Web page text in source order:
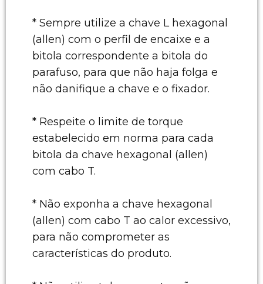
* Sempre utilize a chave L hexagonal
(allen) com o perfil de encaixe e a
bitola correspondente a bitola do
parafuso, para que não haja folga e
não danifique a chave e o fixador.
* Respeite o limite de torque
estabelecido em norma para cada
bitola da chave hexagonal (allen)
com cabo T.
* Não exponha a chave hexagonal
(allen) com cabo T ao calor excessivo,
para não comprometer as
características do produto.